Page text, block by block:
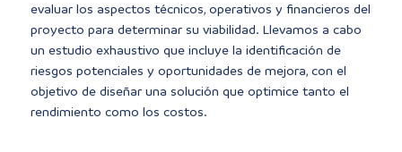
evaluar los aspectos técnicos, operativos y financieros del
proyecto para determinar su viabilidad. Llevamos a cabo
un estudio exhaustivo que incluye la identificación de
riesgos potenciales y oportunidades de mejora, con el
objetivo de diseñar una solución que optimice tanto el
rendimiento como los costos.